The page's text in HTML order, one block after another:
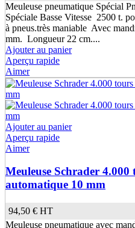
Meuleuse pneumatique Spécial
Spéciale Basse Vitesse 2500 t.
à pneus.très maniable Avec
mm. Longueur 22 cm....
Ajouter au panier
Aperçu rapide
Aimer
Ajouter au panier
Aperçu rapide
Aimer
Meuleuse Schrader
automatique 10 mm
94,50 € HT
Meuleuse pneumatique avec